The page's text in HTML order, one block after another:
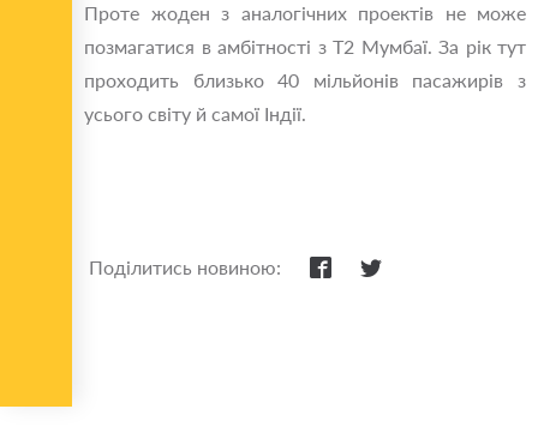
Проте жоден з аналогічних проектів не може
позмагатися в амбітності з Т2 Мумбаї. За рік тут
проходить близько 40 мільйонів пасажирів з
усього світу й самої Індії.
Поділитись новиною: